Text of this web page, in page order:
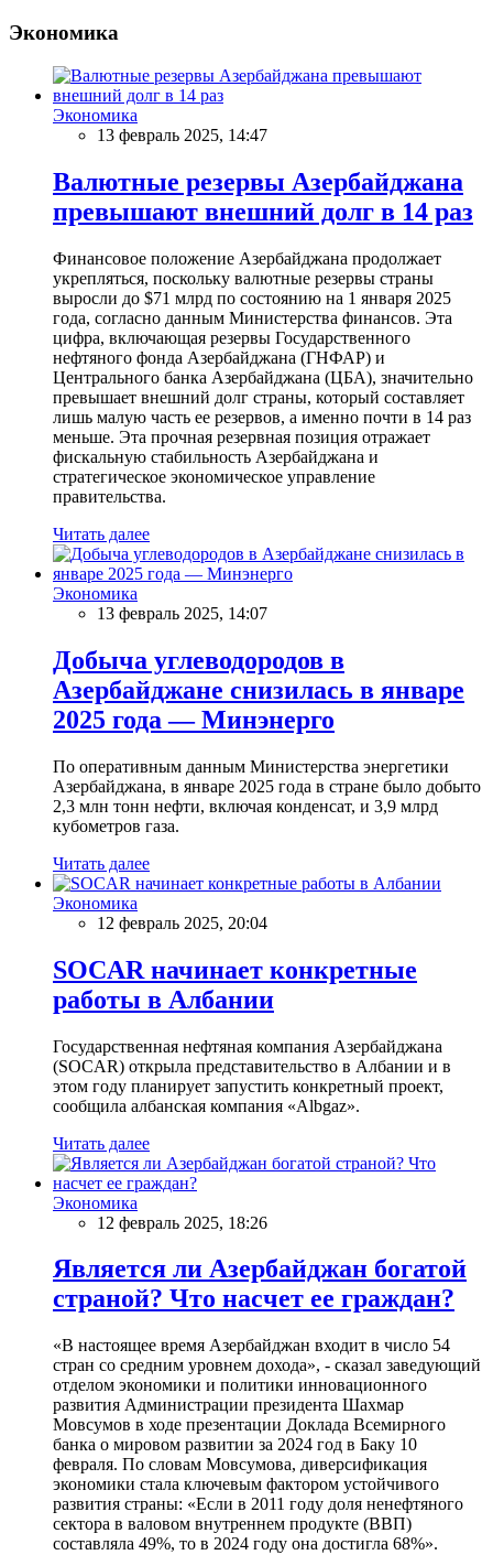
Экономика
Экономика
13 февраль 2025, 14:47
Валютные резервы Азербайджана
превышают внешний долг в 14 раз
Финансовое положение Азербайджана продолжает
укрепляться, поскольку валютные резервы страны
выросли до $71 млрд по состоянию на 1 января 2025
года, согласно данным Министерства финансов. Эта
цифра, включающая резервы Государственного
нефтяного фонда Азербайджана (ГНФАР) и
Центрального банка Азербайджана (ЦБА), значительно
превышает внешний долг страны, который составляет
лишь малую часть ее резервов, а именно почти в 14 раз
меньше. Эта прочная резервная позиция отражает
фискальную стабильность Азербайджана и
стратегическое экономическое управление
правительства.
Читать далее
Экономика
13 февраль 2025, 14:07
Добыча углеводородов в
Азербайджане снизилась в январе
2025 года — Минэнерго
По оперативным данным Министерства энергетики
Азербайджана, в январе 2025 года в стране было добыто
2,3 млн тонн нефти, включая конденсат, и 3,9 млрд
кубометров газа.
Читать далее
Экономика
12 февраль 2025, 20:04
SOCAR начинает конкретные
работы в Албании
Государственная нефтяная компания Азербайджана
(SOCAR) открыла представительство в Албании и в
этом году планирует запустить конкретный проект,
сообщила албанская компания «Albgaz».
Читать далее
Экономика
12 февраль 2025, 18:26
Является ли Азербайджан богатой
страной? Что насчет ее граждан?
«В настоящее время Азербайджан входит в число 54
стран со средним уровнем дохода», - сказал заведующий
отделом экономики и политики инновационного
развития Администрации президента Шахмар
Мовсумов в ходе презентации Доклада Всемирного
банка о мировом развитии за 2024 год в Баку 10
февраля. По словам Мовсумова, диверсификация
экономики стала ключевым фактором устойчивого
развития страны: «Если в 2011 году доля ненефтяного
сектора в валовом внутреннем продукте (ВВП)
составляла 49%, то в 2024 году она достигла 68%».